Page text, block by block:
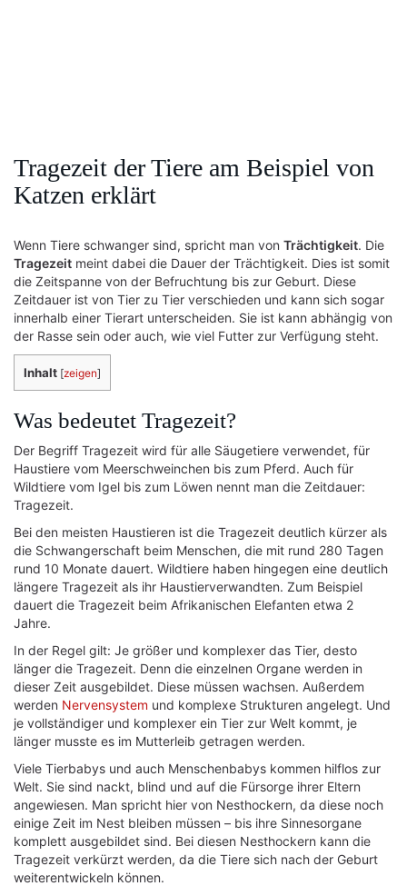
Tragezeit der Tiere am Beispiel von
Katzen erklärt
Wenn Tiere schwanger sind, spricht man von Trächtigkeit. Die
Tragezeit meint dabei die Dauer der Trächtigkeit. Dies ist somit
die Zeitspanne von der Befruchtung bis zur Geburt. Diese
Zeitdauer ist von Tier zu Tier verschieden und kann sich sogar
innerhalb einer Tierart unterscheiden. Sie ist kann abhängig von
der Rasse sein oder auch, wie viel Futter zur Verfügung steht.
Inhalt [zeigen]
Was bedeutet Tragezeit?
Der Begriff Tragezeit wird für alle Säugetiere verwendet, für
Haustiere vom Meerschweinchen bis zum Pferd. Auch für
Wildtiere vom Igel bis zum Löwen nennt man die Zeitdauer:
Tragezeit.
Bei den meisten Haustieren ist die Tragezeit deutlich kürzer als
die Schwangerschaft beim Menschen, die mit rund 280 Tagen
rund 10 Monate dauert. Wildtiere haben hingegen eine deutlich
längere Tragezeit als ihr Haustierverwandten. Zum Beispiel
dauert die Tragezeit beim Afrikanischen Elefanten etwa 2
Jahre.
In der Regel gilt: Je größer und komplexer das Tier, desto
länger die Tragezeit. Denn die einzelnen Organe werden in
dieser Zeit ausgebildet. Diese müssen wachsen. Außerdem
werden Nervensystem und komplexe Strukturen angelegt. Und
je vollständiger und komplexer ein Tier zur Welt kommt, je
länger musste es im Mutterleib getragen werden.
Viele Tierbabys und auch Menschenbabys kommen hilflos zur
Welt. Sie sind nackt, blind und auf die Fürsorge ihrer Eltern
angewiesen. Man spricht hier von Nesthockern, da diese noch
einige Zeit im Nest bleiben müssen – bis ihre Sinnesorgane
komplett ausgebildet sind. Bei diesen Nesthockern kann die
Tragezeit verkürzt werden, da die Tiere sich nach der Geburt
weiterentwickeln können.